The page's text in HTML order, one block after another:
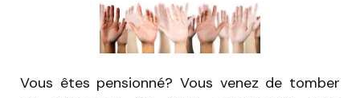
Vous êtes pensionné? Vous venez de tomber